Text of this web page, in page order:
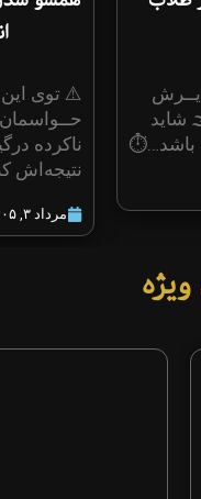
شاید
⚠️ توی این
ناکرده
نتیجه‌اش
مرداد ۳, ۱۴۰۵